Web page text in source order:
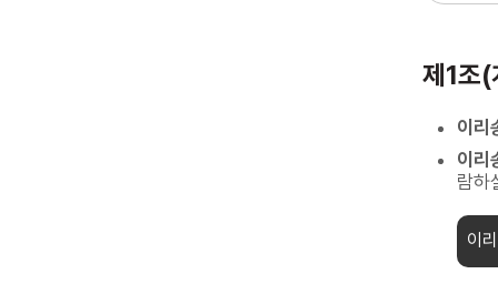
제1조
이리
이리
람하
이